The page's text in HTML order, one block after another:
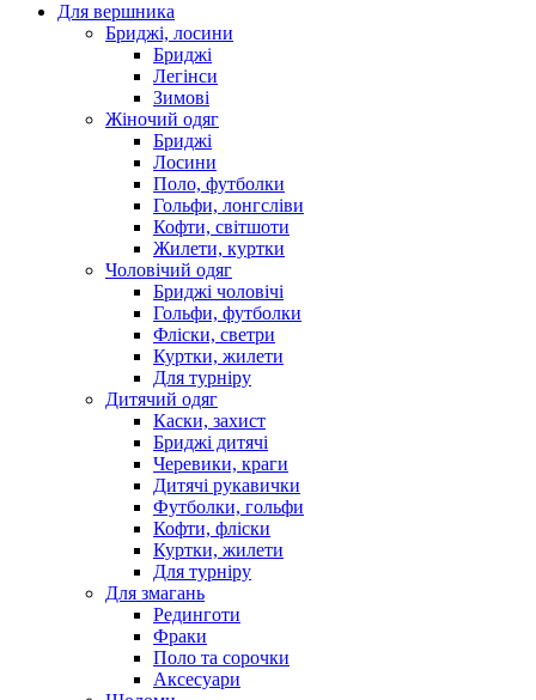
Для вершника
Бриджі, лосини
Бриджі
Легінси
Зимові
Жіночий одяг
Бриджі
Лосини
Поло, футболки
Гольфи, лонгсліви
Кофти, світшоти
Жилети, куртки
Чоловічий одяг
Бриджі чоловічі
Гольфи, футболки
Фліски, светри
Куртки, жилети
Для турніру
Дитячий одяг
Каски, захист
Бриджі дитячі
Черевики, краги
Дитячі рукавички
Футболки, гольфи
Кофти, фліски
Куртки, жилети
Для турніру
Для змагань
Рединготи
Фраки
Поло та сорочки
Аксесуари